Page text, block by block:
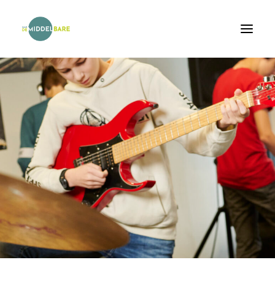
Home
Onderwijs
Scholen
Agenda
Van schooladvies naar plaatsing
FAQ